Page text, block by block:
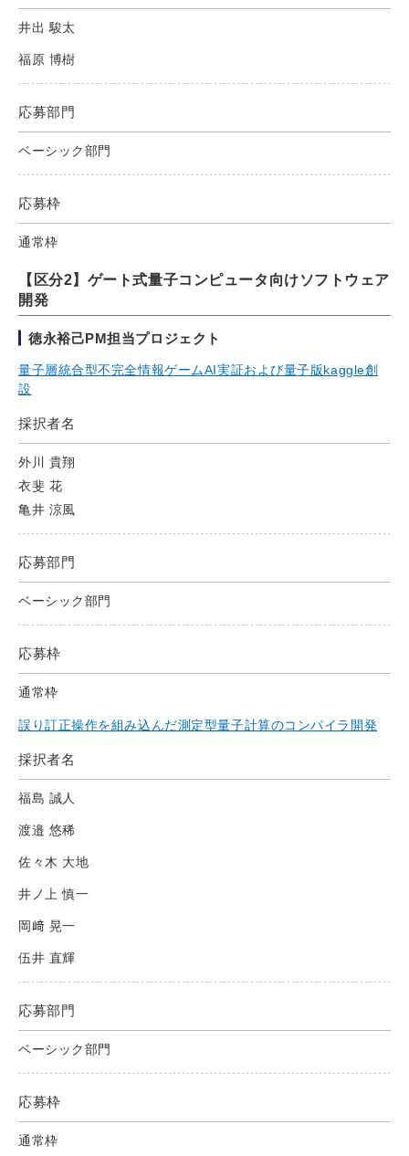
井出 駿太
福原 博樹
応募部門
ベーシック部門
応募枠
通常枠
【区分2】ゲート式量子コンピュータ向けソフトウェア
開発
徳永裕己PM担当プロジェクト
量子層統合型不完全情報ゲームAI実証および量子版kaggle創
設
採択者名
外川 貴翔
衣斐 花
亀井 涼風
応募部門
ベーシック部門
応募枠
通常枠
誤り訂正操作を組み込んだ測定型量子計算のコンパイラ開発
採択者名
福島 誠人
渡邉 悠稀
佐々木 大地
井ノ上 慎一
岡﨑 晃一
伍井 直輝
応募部門
ベーシック部門
応募枠
通常枠